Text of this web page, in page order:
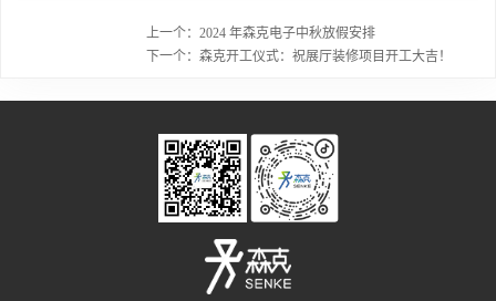
上一个：2024 年森克电子中秋放假安排
下一个：森克开工仪式：祝展厅装修项目开工大吉！